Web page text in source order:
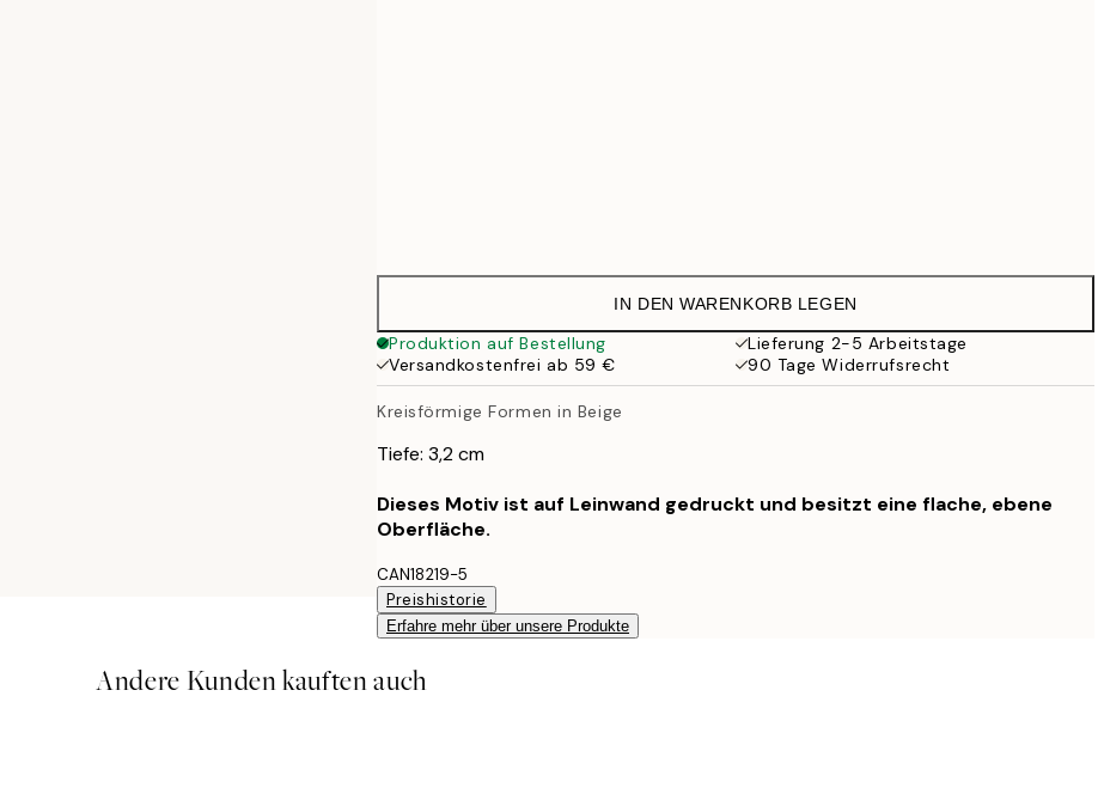
IN DEN WARENKORB LEGEN
Produktion auf Bestellung
Lieferung 2-5 Arbeitstage
Versandkostenfrei ab 59 €
90 Tage Widerrufsrecht
Kreisförmige Formen in Beige
Tiefe: 3,2 cm
Dieses Motiv ist auf Leinwand gedruckt und besitzt eine flache, ebene
Oberfläche.
CAN18219-5
Preishistorie
Erfahre mehr über unsere Produkte
Andere Kunden kauften auch